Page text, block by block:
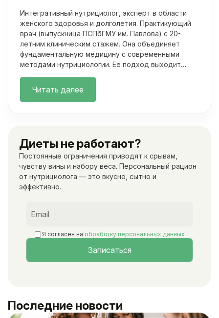
Интегративный нутрициолог, эксперт в области
женского здоровья и долголетия. Практикующий
врач (выпускница ПСПбГМУ им. Павлова) с 20-
летним клиническим стажем. Она объединяет
фундаментальную медицину с современными
методами нутрициологии. Ее подход выходит
Читать далее
Диеты не работают?
Постоянные ограничения приводят к срывам,
чувству вины и набору веса. Персональный рацион
от нутрициолога — это вкусно, сытно и
эффективно.
Я согласен на обработку персональных данных
Последние новости